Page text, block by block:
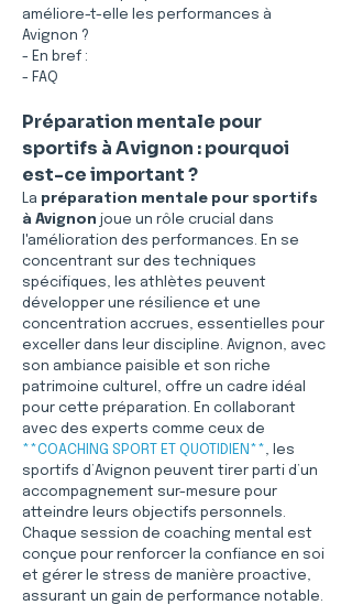
améliore-t-elle les performances à
Avignon ?
- En bref :
- FAQ
Préparation mentale pour
sportifs à Avignon : pourquoi
est-ce important ?
La préparation mentale pour sportifs
à Avignon joue un rôle crucial dans
l'amélioration des performances. En se
concentrant sur des techniques
spécifiques, les athlètes peuvent
développer une résilience et une
concentration accrues, essentielles pour
exceller dans leur discipline. Avignon, avec
son ambiance paisible et son riche
patrimoine culturel, offre un cadre idéal
pour cette préparation. En collaborant
avec des experts comme ceux de
**COACHING SPORT ET QUOTIDIEN**, les
sportifs d’Avignon peuvent tirer parti d’un
accompagnement sur-mesure pour
atteindre leurs objectifs personnels.
Chaque session de coaching mental est
conçue pour renforcer la confiance en soi
et gérer le stress de manière proactive,
assurant un gain de performance notable.